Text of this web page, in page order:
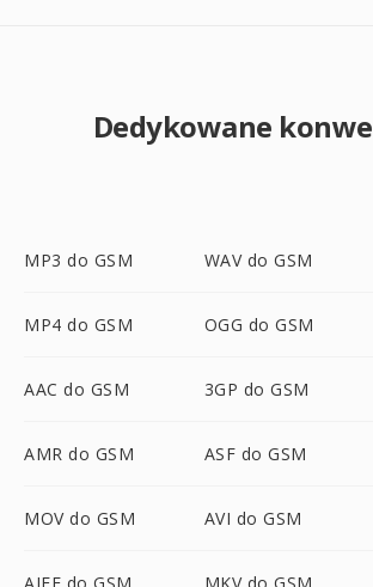
Dedykowane
MP3 do GSM WAV do GSM
MP4 do GSM OGG do GSM
AAC do GSM 3GP do GSM
AMR do GSM ASF do GSM
MOV do GSM AVI do GSM